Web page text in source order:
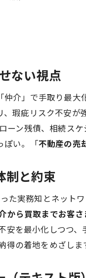
ない視点
介」で手取り最大
瑕疵リスク不安が
ーン残債、相続ス
ぽい。「不動産の売
制と約束
た実務知とネット
から買取までお客
安を最小化しつつ
の着地をめざしま